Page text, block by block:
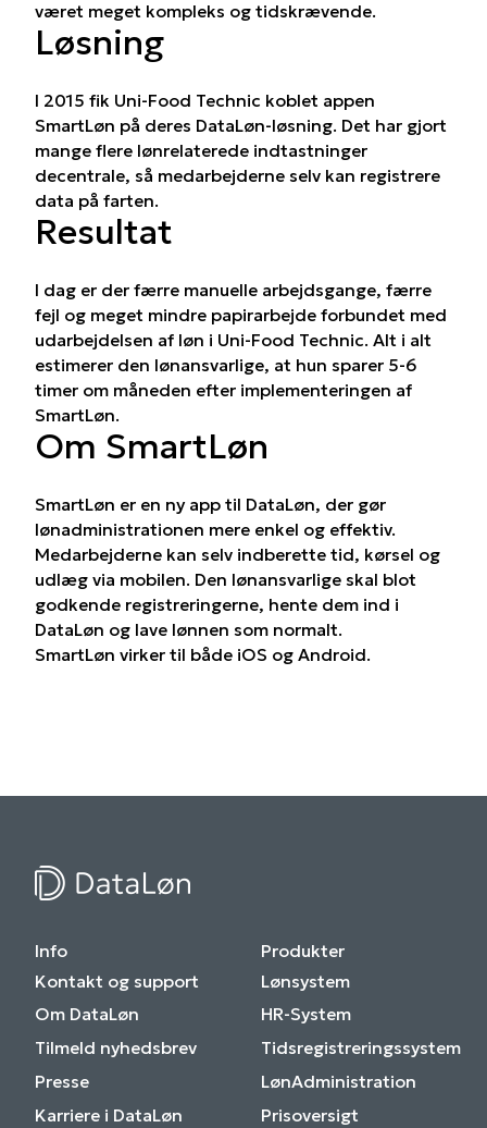
været meget kompleks og tidskrævende.
Løsning
I 2015 fik Uni-Food Technic koblet appen
SmartLøn på deres DataLøn-løsning. Det har gjort
mange flere lønrelaterede indtastninger
decentrale, så medarbejderne selv kan registrere
data på farten.
Resultat
I dag er der færre manuelle arbejdsgange, færre
fejl og meget mindre papirarbejde forbundet med
udarbejdelsen af løn i Uni-Food Technic. Alt i alt
estimerer den lønansvarlige, at hun sparer 5-6
timer om måneden efter implementeringen af
SmartLøn.
Om SmartLøn
SmartLøn er en ny app til DataLøn, der gør
lønadministrationen mere enkel og effektiv.
Medarbejderne kan selv indberette tid, kørsel og
udlæg via mobilen. Den lønansvarlige skal blot
godkende registreringerne, hente dem ind i
DataLøn og lave lønnen som normalt.
SmartLøn virker til både iOS og Android.
Info
Kontakt og support
Om DataLøn
Tilmeld nyhedsbrev
Presse
Karriere i DataLøn
Produkter
Lønsystem
HR-System
Tidsregistreringssystem
LønAdministration
Prisoversigt